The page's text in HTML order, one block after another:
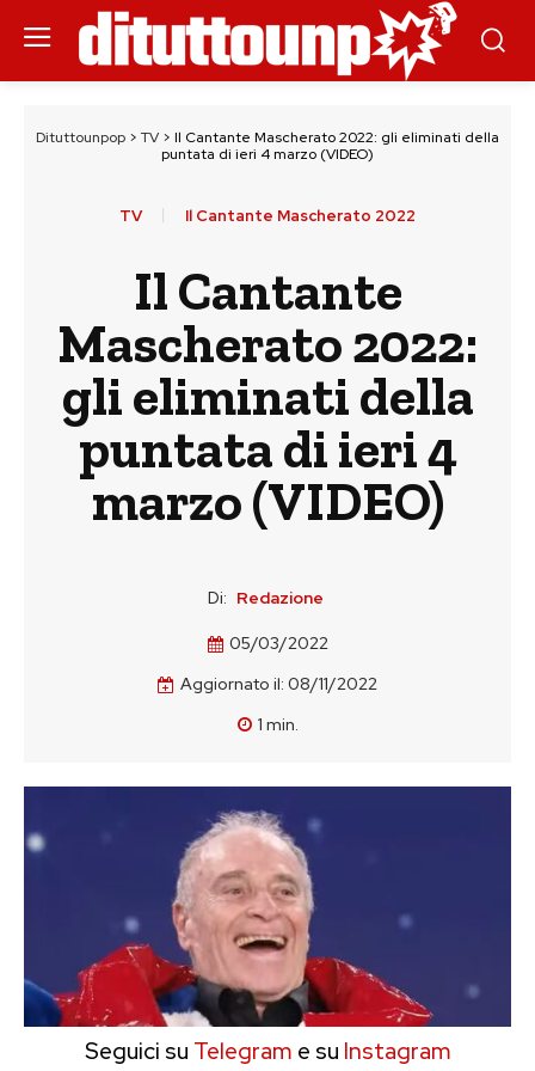
Dituttounpop > TV > Il Cantante Mascherato 2022: gli eliminati della
puntata di ieri 4 marzo (VIDEO)
TV Il Cantante Mascherato 2022
Il Cantante
Mascherato 2022:
gli eliminati della
puntata di ieri 4
marzo (VIDEO)
Di: Redazione
05/03/2022
Aggiornato il: 08/11/2022
1 min.
Seguici su Telegram e su Instagram